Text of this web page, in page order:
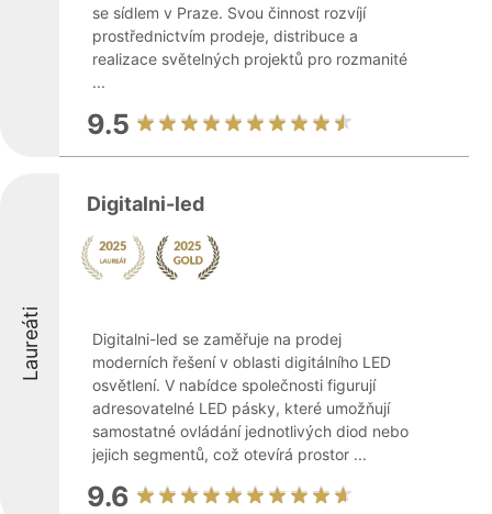
se sídlem v Praze. Svou činnost rozvíjí
prostřednictvím prodeje, distribuce a
realizace světelných projektů pro rozmanité
...
9.5
Laureáti
Digitalni-led
Digitalni-led se zaměřuje na prodej
moderních řešení v oblasti digitálního LED
osvětlení. V nabídce společnosti figurují
adresovatelné LED pásky, které umožňují
samostatné ovládání jednotlivých diod nebo
jejich segmentů, což otevírá prostor ...
9.6